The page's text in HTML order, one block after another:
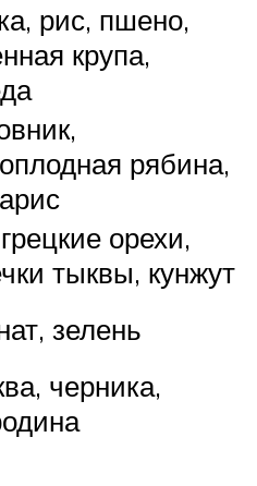
рис, пшено,
крупа,
рябина,
орехи,
тыквы, кунжут
зелень
черника,